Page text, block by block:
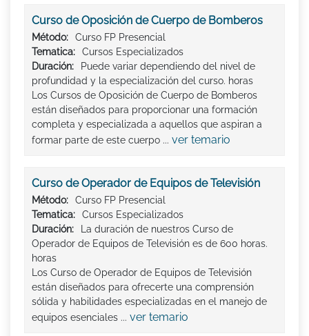
Curso de Oposición de Cuerpo de Bomberos
Método:
Curso FP Presencial
Tematica:
Cursos Especializados
Duración:
Puede variar dependiendo del nivel de
profundidad y la especialización del curso. horas
Los Cursos de Oposición de Cuerpo de Bomberos
están diseñados para proporcionar una formación
completa y especializada a aquellos que aspiran a
formar parte de este cuerpo ... ver temario
Curso de Operador de Equipos de Televisión
Método:
Curso FP Presencial
Tematica:
Cursos Especializados
Duración:
La duración de nuestros Curso de
Operador de Equipos de Televisión es de 600 horas.
horas
Los Curso de Operador de Equipos de Televisión
están diseñados para ofrecerte una comprensión
sólida y habilidades especializadas en el manejo de
equipos esenciales ... ver temario